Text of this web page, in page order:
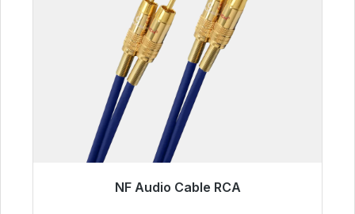
NF Audio Cable RCA
Listo para envío inmediato, plazo de entrega